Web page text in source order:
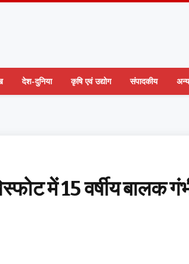
देश-दुनिया कृषि एवं उद्योग संपादकीय अन्य
में 15 वर्षीय बालक